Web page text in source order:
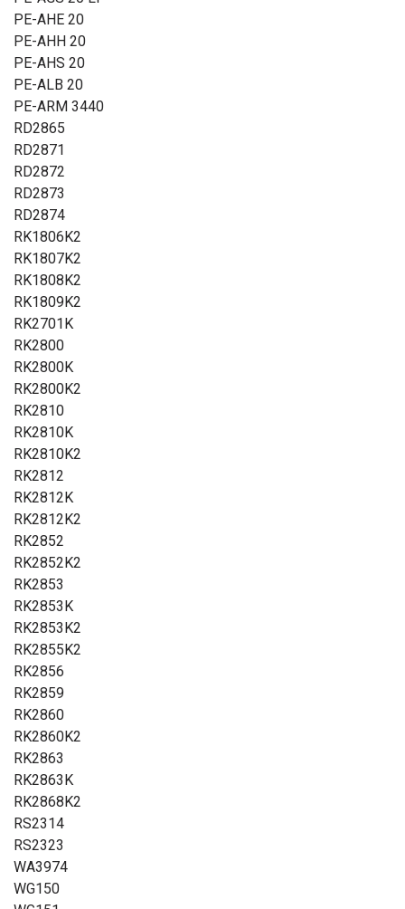
PE-AHE 20
PE-AHH 20
PE-AHS 20
PE-ALB 20
PE-ARM 3440
RD2865
RD2871
RD2872
RD2873
RD2874
RK1806K2
RK1807K2
RK1808K2
RK1809K2
RK2701K
RK2800
RK2800K
RK2800K2
RK2810
RK2810K
RK2810K2
RK2812
RK2812K
RK2812K2
RK2852
RK2852K2
RK2853
RK2853K
RK2853K2
RK2855K2
RK2856
RK2859
RK2860
RK2860K2
RK2863
RK2863K
RK2868K2
RS2314
RS2323
WA3974
WG150